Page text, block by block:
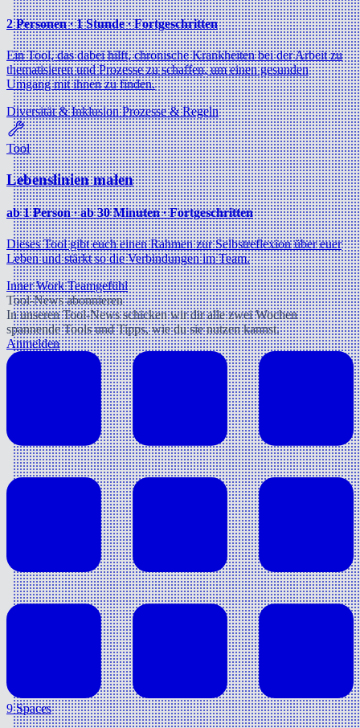
2 Personen ∙ 1 Stunde ∙ Fortgeschritten
Ein Tool, das dabei hilft, chronische Krankheiten bei der Arbeit zu
thematisieren und Prozesse zu schaffen, um einen gesunden
Umgang mit ihnen zu finden.
Diversität & InklusionProzesse & Regeln
Tool
Lebenslinien malen
ab 1 Person ∙ ab 30 Minuten ∙ Fortgeschritten
Dieses Tool gibt euch einen Rahmen zur Selbstreflexion über euer
Leben und stärkt so die Verbindungen im Team.
Inner WorkTeamgefühl
Tool-News abonnieren
In unseren Tool-News schicken wir dir alle zwei Wochen
spannende Tools und Tipps, wie du sie nutzen kannst.
Anmelden
9 Spaces